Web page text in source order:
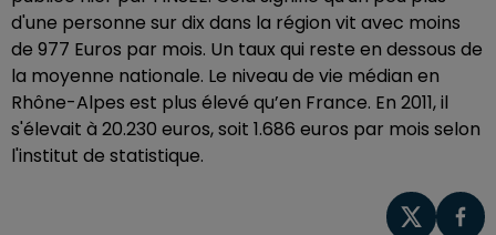
d'une personne sur dix dans la région vit avec moins
de 977 Euros par mois. Un taux qui reste en dessous de
la moyenne nationale. Le niveau de vie médian en
Rhône-Alpes est plus élevé qu’en France. En 2011, il
s'élevait à 20.230 euros, soit 1.686 euros par mois selon
l'institut de statistique.